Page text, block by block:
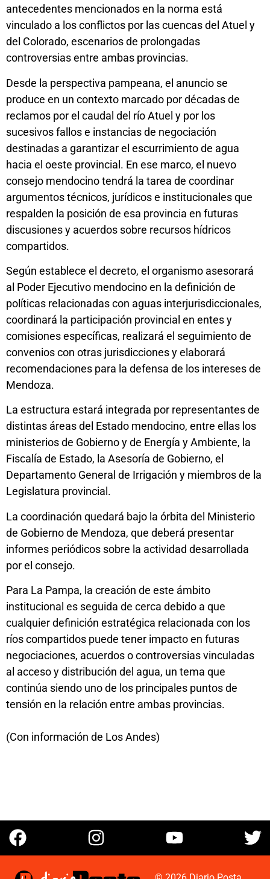
antecedentes mencionados en la norma está
vinculado a los conflictos por las cuencas del Atuel y
del Colorado, escenarios de prolongadas
controversias entre ambas provincias.
Desde la perspectiva pampeana, el anuncio se
produce en un contexto marcado por décadas de
reclamos por el caudal del río Atuel y por los
sucesivos fallos e instancias de negociación
destinadas a garantizar el escurrimiento de agua
hacia el oeste provincial. En ese marco, el nuevo
consejo mendocino tendrá la tarea de coordinar
argumentos técnicos, jurídicos e institucionales que
respalden la posición de esa provincia en futuras
discusiones y acuerdos sobre recursos hídricos
compartidos.
Según establece el decreto, el organismo asesorará
al Poder Ejecutivo mendocino en la definición de
políticas relacionadas con aguas interjurisdiccionales,
coordinará la participación provincial en entes y
comisiones específicas, realizará el seguimiento de
convenios con otras jurisdicciones y elaborará
recomendaciones para la defensa de los intereses de
Mendoza.
La estructura estará integrada por representantes de
distintas áreas del Estado mendocino, entre ellas los
ministerios de Gobierno y de Energía y Ambiente, la
Fiscalía de Estado, la Asesoría de Gobierno, el
Departamento General de Irrigación y miembros de la
Legislatura provincial.
La coordinación quedará bajo la órbita del Ministerio
de Gobierno de Mendoza, que deberá presentar
informes periódicos sobre la actividad desarrollada
por el consejo.
Para La Pampa, la creación de este ámbito
institucional es seguida de cerca debido a que
cualquier definición estratégica relacionada con los
ríos compartidos puede tener impacto en futuras
negociaciones, acuerdos o controversias vinculadas
al acceso y distribución del agua, un tema que
continúa siendo uno de los principales puntos de
tensión en la relación entre ambas provincias.
(Con información de Los Andes)